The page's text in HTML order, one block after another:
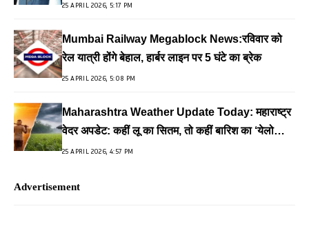
25 APRIL 2026, 5:17 PM
Mumbai Railway Megablock News:रविवार को
रेल यात्री होंगे बेहाल, हार्बर लाइन पर 5 घंटे का ब्रेक
25 APRIL 2026, 5:08 PM
Maharashtra Weather Update Today: महाराष्ट्र
वेदर अपडेट: कहीं लू का सितम, तो कहीं बारिश का ‘येलो
अलर्ट’
25 APRIL 2026, 4:57 PM
Advertisement